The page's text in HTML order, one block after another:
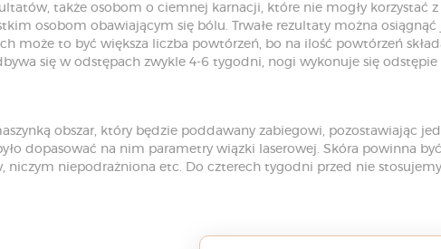
także osobom o ciemnej karnacji, które nie mogły korzystać
osobom obawiającym się bólu. Trwałe rezultaty można osiągnąć
może to być większa liczba powtórzeń, bo na ilość powtórzeń
się w odstępach zwykle 4-6 tygodni, nogi wykonuje się
obszar, który będzie poddawany zabiegowi, pozostawiając
dopasować na nim parametry wiązki laserowej. Skóra powinna
niczym niepodrażniona etc. Do czterech tygodni przed nie